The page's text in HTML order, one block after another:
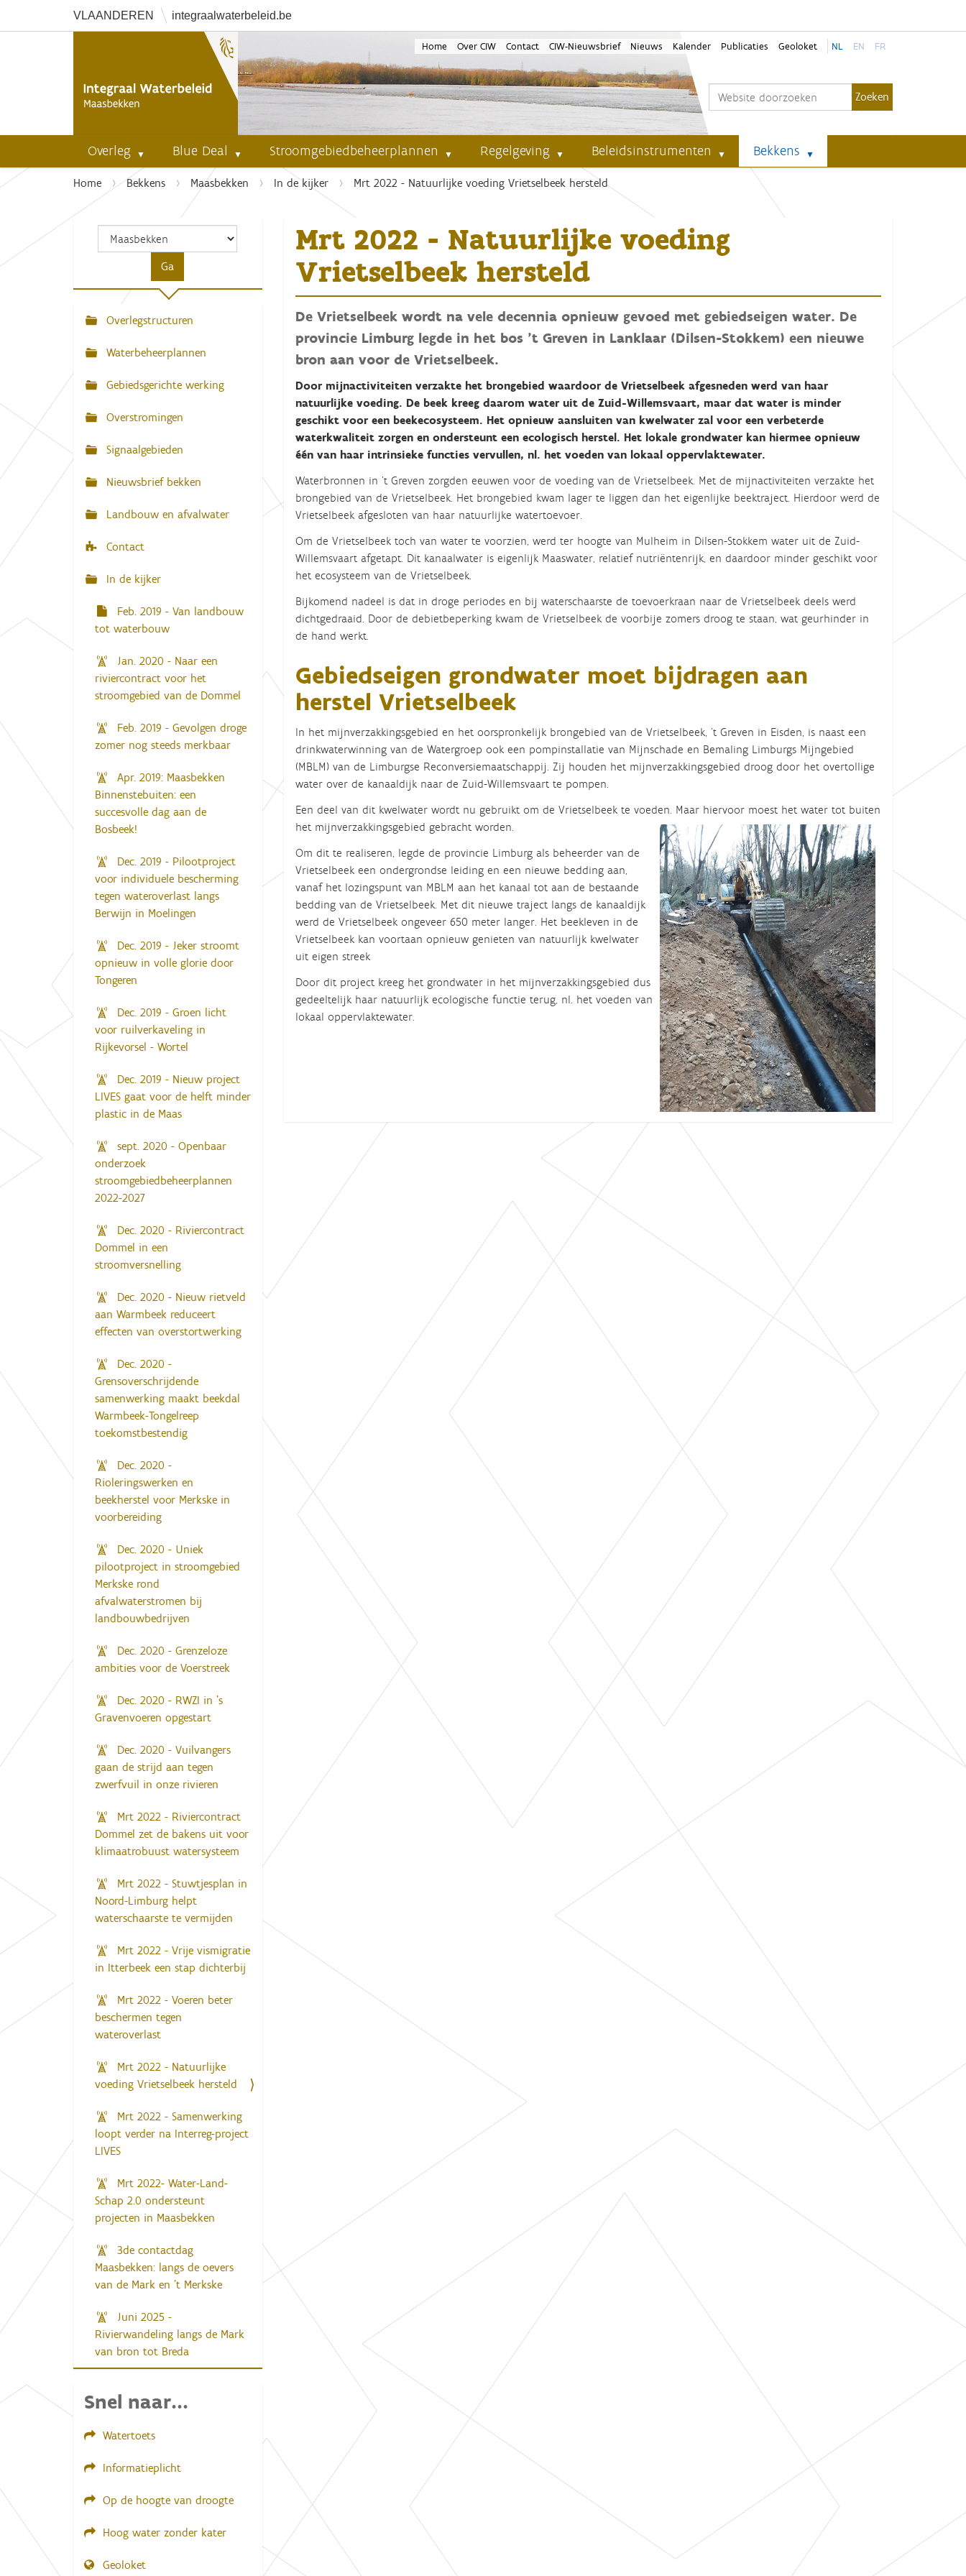
VLAANDEREN integraalwaterbeleid.be
Home Over CIW Contact CIW-Nieuwsbrief Nieuws Kalender Publicaties Geoloket NL EN FR
Overleg Blue Deal Stroomgebiedbeheerplannen Regelgeving Beleidsinstrumenten Bekkens
U
e
Home Bekkens Maasbekken In de kijker Mrt 2022 - Natuurlijke voeding Vrietselbeek hersteld
Mrt 2022 - Natuurlijke voeding
Vrietselbeek hersteld
De Vrietselbeek wordt na vele decennia opnieuw gevoed met gebiedseigen water. De
provincie Limburg legde in het bos ’t Greven in Lanklaar (Dilsen-Stokkem) een nieuwe
bron aan voor de Vrietselbeek.
Door mijnactiviteiten verzakte het brongebied waardoor de Vrietselbeek afgesneden werd van haar
natuurlijke voeding. De beek kreeg daarom water uit de Zuid-Willemsvaart, maar dat water is minder
geschikt voor een beekecosysteem. Het opnieuw aansluiten van kwelwater zal voor een verbeterde
waterkwaliteit zorgen en ondersteunt een ecologisch herstel. Het lokale grondwater kan hiermee opnieuw
één van haar intrinsieke functies vervullen, nl. het voeden van lokaal oppervlaktewater.
Waterbronnen in ’t Greven zorgden eeuwen voor de voeding van de Vrietselbeek. Met de mijnactiviteiten verzakte het
brongebied van de Vrietselbeek. Het brongebied kwam lager te liggen dan het eigenlijke beektraject. Hierdoor werd de
Vrietselbeek afgesloten van haar natuurlijke watertoevoer.
Om de Vrietselbeek toch van water te voorzien, werd ter hoogte van Mulheim in Dilsen-Stokkem water uit de Zuid-
Willemsvaart afgetapt. Dit kanaalwater is eigenlijk Maaswater, relatief nutriëntenrijk, en daardoor minder geschikt voor
het ecosysteem van de Vrietselbeek.
Bijkomend nadeel is dat in droge periodes en bij waterschaarste de toevoerkraan naar de Vrietselbeek deels werd
dichtgedraaid. Door de debietbeperking kwam de Vrietselbeek de voorbije zomers droog te staan, wat geurhinder in
de hand werkt.
Gebiedseigen grondwater moet bijdragen aan
herstel Vrietselbeek
In het mijnverzakkingsgebied en het oorspronkelijk brongebied van de Vrietselbeek, ’t Greven in Eisden, is naast een
drinkwaterwinning van de Watergroep ook een pompinstallatie van Mijnschade en Bemaling Limburgs Mijngebied
(MBLM) van de Limburgse Reconversiemaatschappij. Zij houden het mijnverzakkingsgebied droog door het overtollige
water over de kanaaldijk naar de Zuid-Willemsvaart te pompen.
Een deel van dit kwelwater wordt nu gebruikt om de Vrietselbeek te voeden. Maar hiervoor moest het water tot buiten
het mijnverzakkingsgebied gebracht worden.
Om dit te realiseren, legde de provincie Limburg als beheerder van de
Vrietselbeek een ondergrondse leiding en een nieuwe bedding aan,
vanaf het lozingspunt van MBLM aan het kanaal tot aan de bestaande
bedding van de Vrietselbeek. Met dit nieuwe traject langs de kanaaldijk
werd de Vrietselbeek ongeveer 650 meter langer. Het beekleven in de
Vrietselbeek kan voortaan opnieuw genieten van natuurlijk kwelwater
uit eigen streek
Door dit project kreeg het grondwater in het mijnverzakkingsgebied dus
gedeeltelijk haar natuurlijk ecologische functie terug, nl. het voeden van
lokaal oppervlaktewater.
N
a
i
g
t
Overlegstructuren
Waterbeheerplannen
Gebiedsgerichte werking
Overstromingen
Signaalgebieden
Nieuwsbrief bekken
Landbouw en afvalwater
Contact
In de kijker
Feb. 2019 - Van landbouw
tot waterbouw
Jan. 2020 - Naar een
riviercontract voor het
stroomgebied van de Dommel
Feb. 2019 - Gevolgen droge
zomer nog steeds merkbaar
Apr. 2019: Maasbekken
Binnenstebuiten: een
succesvolle dag aan de
Bosbeek!
Dec. 2019 - Pilootproject
voor individuele bescherming
tegen wateroverlast langs
Berwijn in Moelingen
Dec. 2019 - Jeker stroomt
opnieuw in volle glorie door
Tongeren
Dec. 2019 - Groen licht
voor ruilverkaveling in
Rijkevorsel - Wortel
Dec. 2019 - Nieuw project
LIVES gaat voor de helft minder
plastic in de Maas
sept. 2020 - Openbaar
onderzoek
stroomgebiedbeheerplannen
2022-2027
Dec. 2020 - Riviercontract
Dommel in een
stroomversnelling
Dec. 2020 - Nieuw rietveld
aan Warmbeek reduceert
effecten van overstortwerking
Dec. 2020 -
Grensoverschrijdende
samenwerking maakt beekdal
Warmbeek-Tongelreep
toekomstbestendig
Dec. 2020 -
Rioleringswerken en
beekherstel voor Merkske in
voorbereiding
Dec. 2020 - Uniek
pilootproject in stroomgebied
Merkske rond
afvalwaterstromen bij
landbouwbedrijven
Dec. 2020 - Grenzeloze
ambities voor de Voerstreek
Dec. 2020 - RWZI in ’s
Gravenvoeren opgestart
Dec. 2020 - Vuilvangers
gaan de strijd aan tegen
zwerfvuil in onze rivieren
Mrt 2022 - Riviercontract
Dommel zet de bakens uit voor
klimaatrobuust watersysteem
Mrt 2022 - Stuwtjesplan in
Noord-Limburg helpt
waterschaarste te vermijden
Mrt 2022 - Vrije vismigratie
in Itterbeek een stap dichterbij
Mrt 2022 - Voeren beter
beschermen tegen
wateroverlast
Mrt 2022 - Natuurlijke
voeding Vrietselbeek hersteld
Mrt 2022 - Samenwerking
loopt verder na Interreg-project
LIVES
Mrt 2022- Water-Land-
Schap 2.0 ondersteunt
projecten in Maasbekken
3de contactdag
Maasbekken: langs de oevers
van de Mark en 't Merkske
Juni 2025 -
Rivierwandeling langs de Mark
van bron tot Breda
Snel naar...
Watertoets
Informatieplicht
Op de hoogte van droogte
Hoog water zonder kater
Geoloket